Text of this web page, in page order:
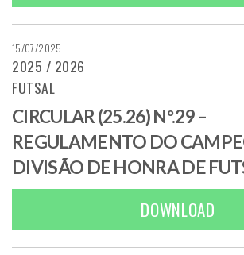
15/07/2025
2025 / 2026
FUTSAL
CIRCULAR (25.26) Nº.29 –
REGULAMENTO DO
DIVISÃO DE HONRA DE
DOWNLOAD